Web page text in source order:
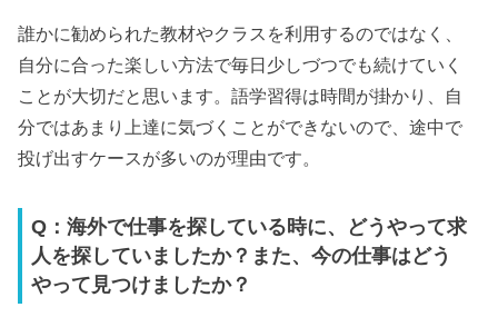
誰かに勧められた教材やクラスを利用するのではなく、
自分に合った楽しい方法で毎日少しづつでも続けていく
ことが大切だと思います。語学習得は時間が掛かり、自
分ではあまり上達に気づくことができないので、途中で
投げ出すケースが多いのが理由です。
Q：海外で仕事を探している時に、どうやって求
人を探していましたか？また、今の仕事はどう
やって見つけましたか？